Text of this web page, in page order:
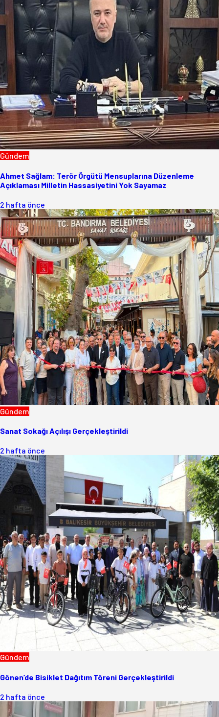
Gündem
Ahmet Sağlam: Terör Örgütü Mensuplarına Düzenleme
Açıklaması Milletin Hassasiyetini Yok Sayamaz
2 hafta önce
Gündem
Sanat Sokağı Açılışı Gerçekleştirildi
2 hafta önce
Gündem
Gönen’de Bisiklet Dağıtım Töreni Gerçekleştirildi
2 hafta önce